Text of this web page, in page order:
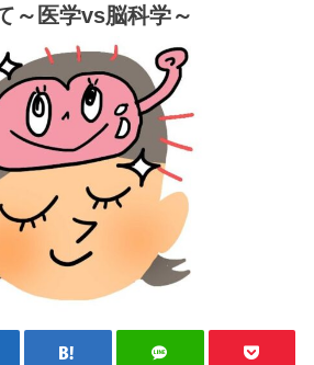
～医学vs脳科学～